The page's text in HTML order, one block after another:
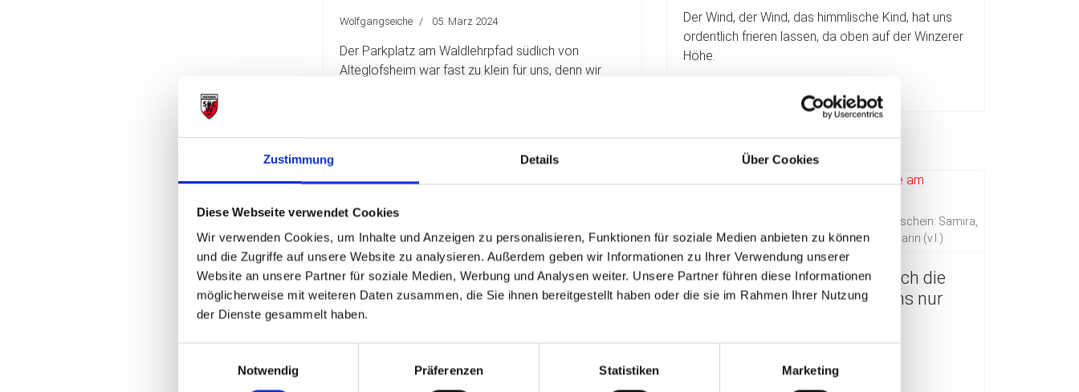
Zustimmung Details Über Cookies
Diese Webseite verwendet Cookies
Wir verwenden Cookies, um Inhalte und Anzeigen zu personalisieren, Funktionen für soziale Medien anbieten zu können
und die Zugriffe auf unsere Website zu analysieren. Außerdem geben wir Informationen zu Ihrer Verwendung unserer
Website an unsere Partner für soziale Medien, Werbung und Analysen weiter. Unsere Partner führen diese Informationen
möglicherweise mit weiteren Daten zusammen, die Sie ihnen bereitgestellt haben oder die sie im Rahmen Ihrer Nutzung
der Dienste gesammelt haben.
Notwendig
Präferenzen Statistiken Marketing
Wolfgangseiche 05. März 2024
Der Parkplatz am Waldlehrpfad südlich von
Alteglofsheim war fast zu klein für uns, denn wir
Der Wind, der Wind, das himmlische Kind, hat uns
ordentlich frieren lassen, da oben auf der Winzerer
Höhe.
Wandergruppe im Naturschutzgebiet Spitalholz (v. l.: Ivonne,
Gudrun, Michael, Sabine, Elli, Sabine, Karin, Samira, Sabine,
Thomas, Beate und Regine)
Rundwanderung vom 21.01.2024:
Von der Tegernheimer Schlucht
Nach der Einkehr und bei schönstem Sonnenschein: Samira,
Thomas, Regine, Anja, Josef, Elli und Karin (v.l.)
Von der Rundwanderung durch die
Hölle am 19.11.2023 blieb uns nur